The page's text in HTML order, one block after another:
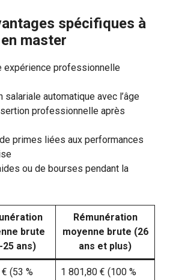
spécifiques à
en master
expérience professionnelle
salariale automatique avec l’âge
professionnelle après
primes liées aux performances
ou de bourses pendant la
brute
25 ans)
Rémunération
moyenne brute (26
ans et plus)
(53 %
1 801,80 € (100 %